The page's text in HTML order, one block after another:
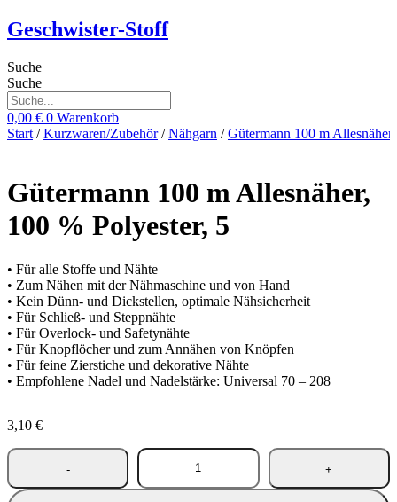
Zum
Inhalt
Geschwister-Stoff
Suche
Suche
0,00 € 0 Warenkorb
Start /Kurzwaren/Zubehör/Nähgarn /Gütermann 100 m Allesnäher
Gütermann 100 m Allesnäher,
100 % Polyester, 5
• Für alle Stoffe und Nähte
• Zum Nähen mit der Nähmaschine und von Hand
• Kein Dünn- und Dickstellen, optimale Nähsicherheit
• Für Schließ- und Steppnähte
• Für Overlock- und Safetynähte
• Für Knopflöcher und zum Annähen von Knöpfen
• Für feine Zierstiche und dekorative Nähte
• Empfohlene Nadel und Nadelstärke: Universal 70 – 208
3,10 €